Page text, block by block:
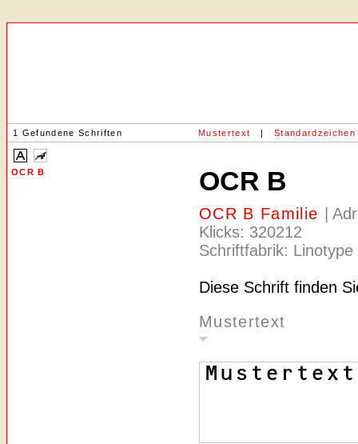
1 Gefundene Schriften Mustertext | Standardzeichen
OCR B OCR B
OCR B Familie
|
Klicks: 320212
Schriftfabrik: Linotype
Diese Schrift finden
Mustertext